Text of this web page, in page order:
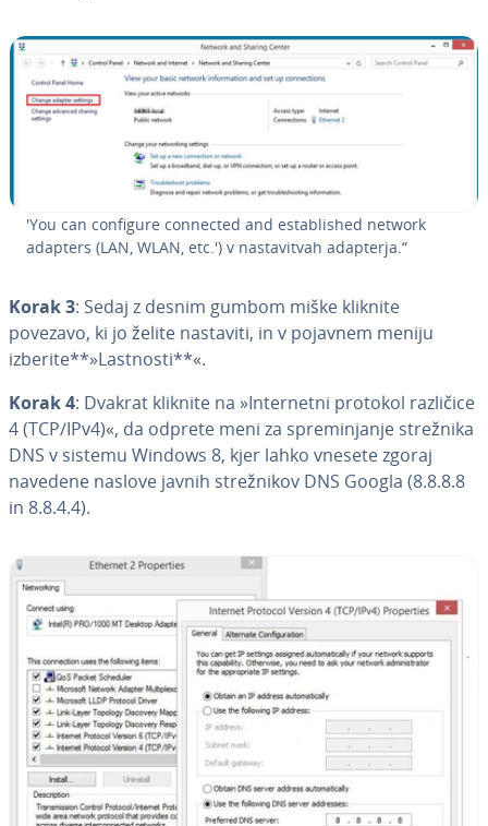
'You can configure connected and esta­bli­shed network
adapters (LAN, WLAN, etc.') v na­sta­vi­tvah adapterja.“
Korak 3: Sedaj z desnim gumbom miške kliknite
povezavo, ki jo želite nastaviti, in v pojavnem meniju
izberite**»Lastnosti**«.
Korak 4: Dvakrat kliknite na »In­ter­ne­tni protokol različice
4 (TCP/IPv4)«, da odprete meni za spre­mi­nja­nje strežnika
DNS v sistemu Windows 8, kjer lahko vnesete zgoraj
navedene naslove javnih stre­žni­kov DNS Googla (8.8.8.8
in 8.8.4.4).